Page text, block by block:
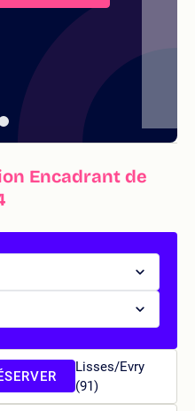
Encadrant de
Lisses/Evry
(91)